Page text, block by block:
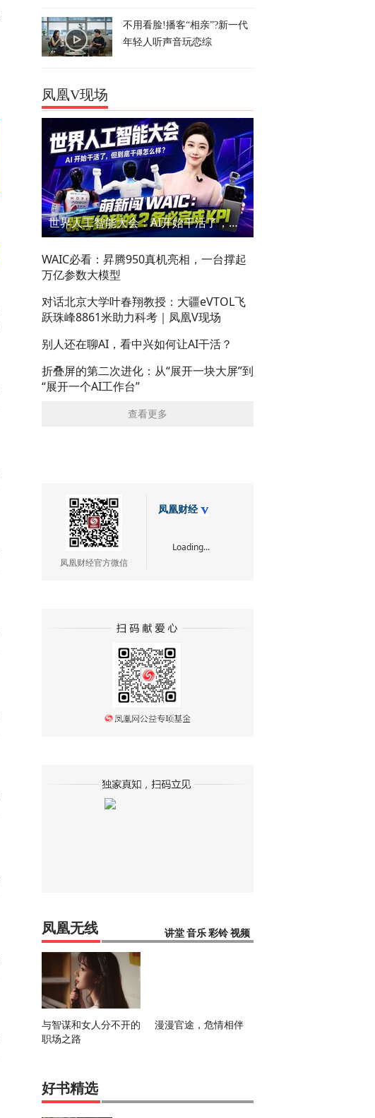
不用看脸!播客“相亲”?新一代
年轻人听声音玩恋综
凤凰V现场
世界人工智能大会：AI开始干活了，但到底干的怎么样？萌新闯WAIC
WAIC必看：昇腾950真机亮相，一台撑起
万亿参数大模型
对话北京大学叶春翔教授：大疆eVTOL飞
跃珠峰8861米助力科考｜凤凰V现场
别人还在聊AI，看中兴如何让AI干活？
折叠屏的第二次进化：从“展开一块大屏”到
“展开一个AI工作台”
查看更多
凤凰财经官方微信
凤凰财经
Loading...
讲堂 音乐 彩铃 视频
凤凰无线
与智谋和女人分不开的
职场之路
漫漫官途，危情相伴
好书精选